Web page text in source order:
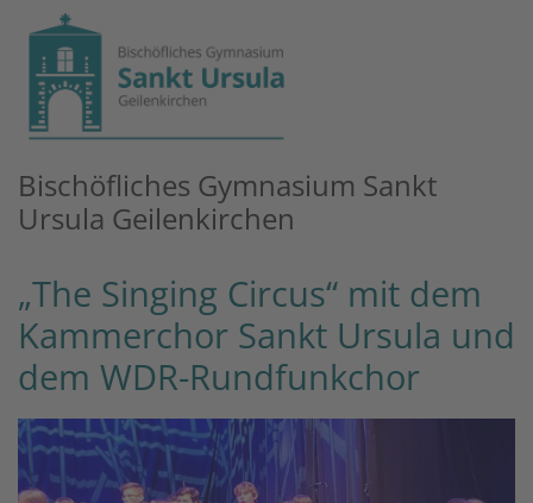
Zum Inhalt springen
Bischöfliches Gymnasium Sankt
Ursula Geilenkirchen
„The Singing Circus“ mit dem
Kammerchor Sankt Ursula und
dem WDR-Rundfunkchor